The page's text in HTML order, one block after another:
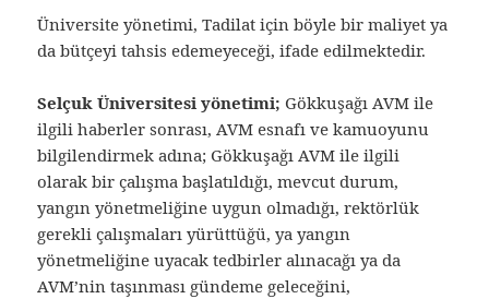
Üniversite yönetimi, Tadilat için böyle bir maliyet ya
da bütçeyi tahsis edemeyeceği, ifade edilmektedir.
Selçuk Üniversitesi yönetimi; Gökkuşağı AVM ile
ilgili haberler sonrası, AVM esnafı ve kamuoyunu
bilgilendirmek adına; Gökkuşağı AVM ile ilgili
olarak bir çalışma başlatıldığı, mevcut durum,
yangın yönetmeliğine uygun olmadığı, rektörlük
gerekli çalışmaları yürüttüğü, ya yangın
yönetmeliğine uyacak tedbirler alınacağı ya da
AVM’nin taşınması gündeme geleceğini,